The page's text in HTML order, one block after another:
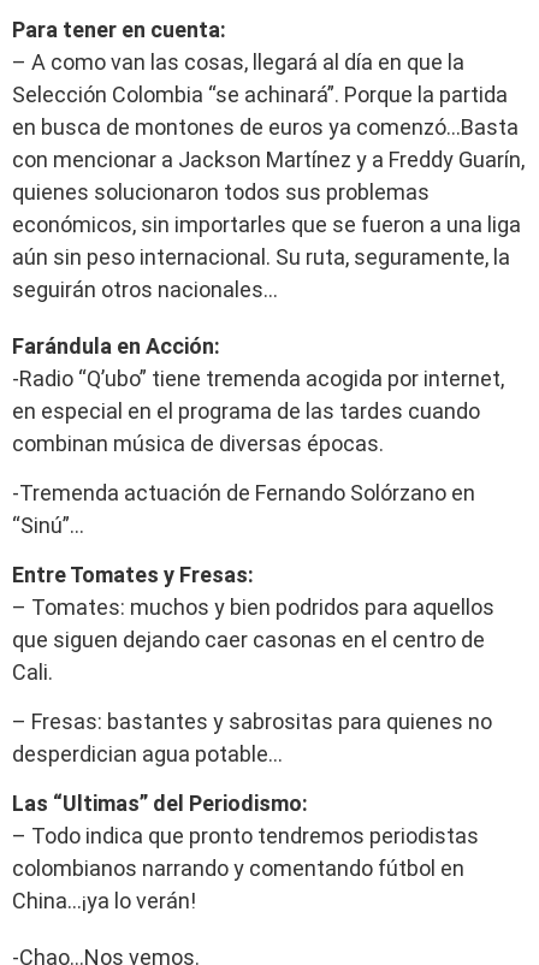
Para tener en cuenta:
– A como van las cosas, llegará al día en que la
Selección Colombia “se achinará”. Porque la partida
en busca de montones de euros ya comenzó…Basta
con mencionar a Jackson Martínez y a Freddy Guarín,
quienes solucionaron todos sus problemas
económicos, sin importarles que se fueron a una liga
aún sin peso internacional. Su ruta, seguramente, la
seguirán otros nacionales…
Farándula en Acción:
-Radio “Q’ubo” tiene tremenda acogida por internet,
en especial en el programa de las tardes cuando
combinan música de diversas épocas.
-Tremenda actuación de Fernando Solórzano en
“Sinú”…
Entre Tomates y Fresas:
– Tomates: muchos y bien podridos para aquellos
que siguen dejando caer casonas en el centro de
Cali.
– Fresas: bastantes y sabrositas para quienes no
desperdician agua potable…
Las “Ultimas” del Periodismo:
– Todo indica que pronto tendremos periodistas
colombianos narrando y comentando fútbol en
China…¡ya lo verán!
-Chao…Nos vemos.